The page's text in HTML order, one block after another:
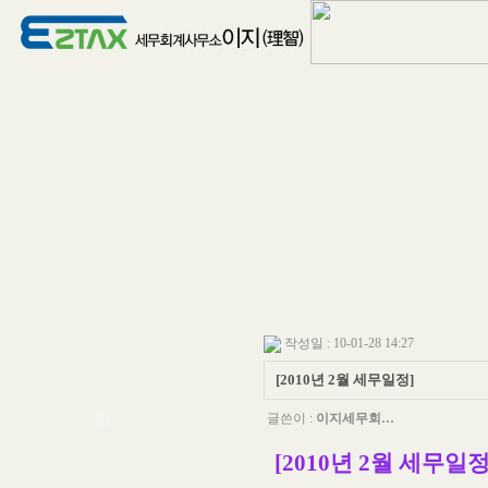
작성일 : 10-01-28 14:27
[2010년 2월 세무일정]
글쓴이 : 이지세무회…
[2010년 2월 세무일